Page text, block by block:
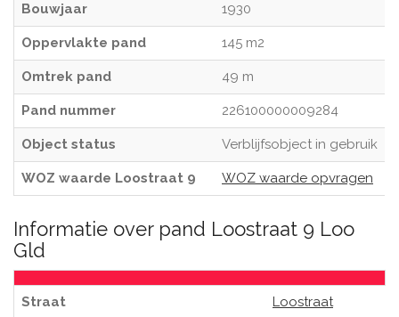
Bouwjaar 1930
Oppervlakte pand 145 m2
Omtrek pand 49 m
Pand nummer 226100000009284
Object status Verblijfsobject in gebruik
WOZ waarde Loostraat 9 WOZ waarde opvragen
Informatie over pand Loostraat 9 Loo
Gld
Straat Loostraat